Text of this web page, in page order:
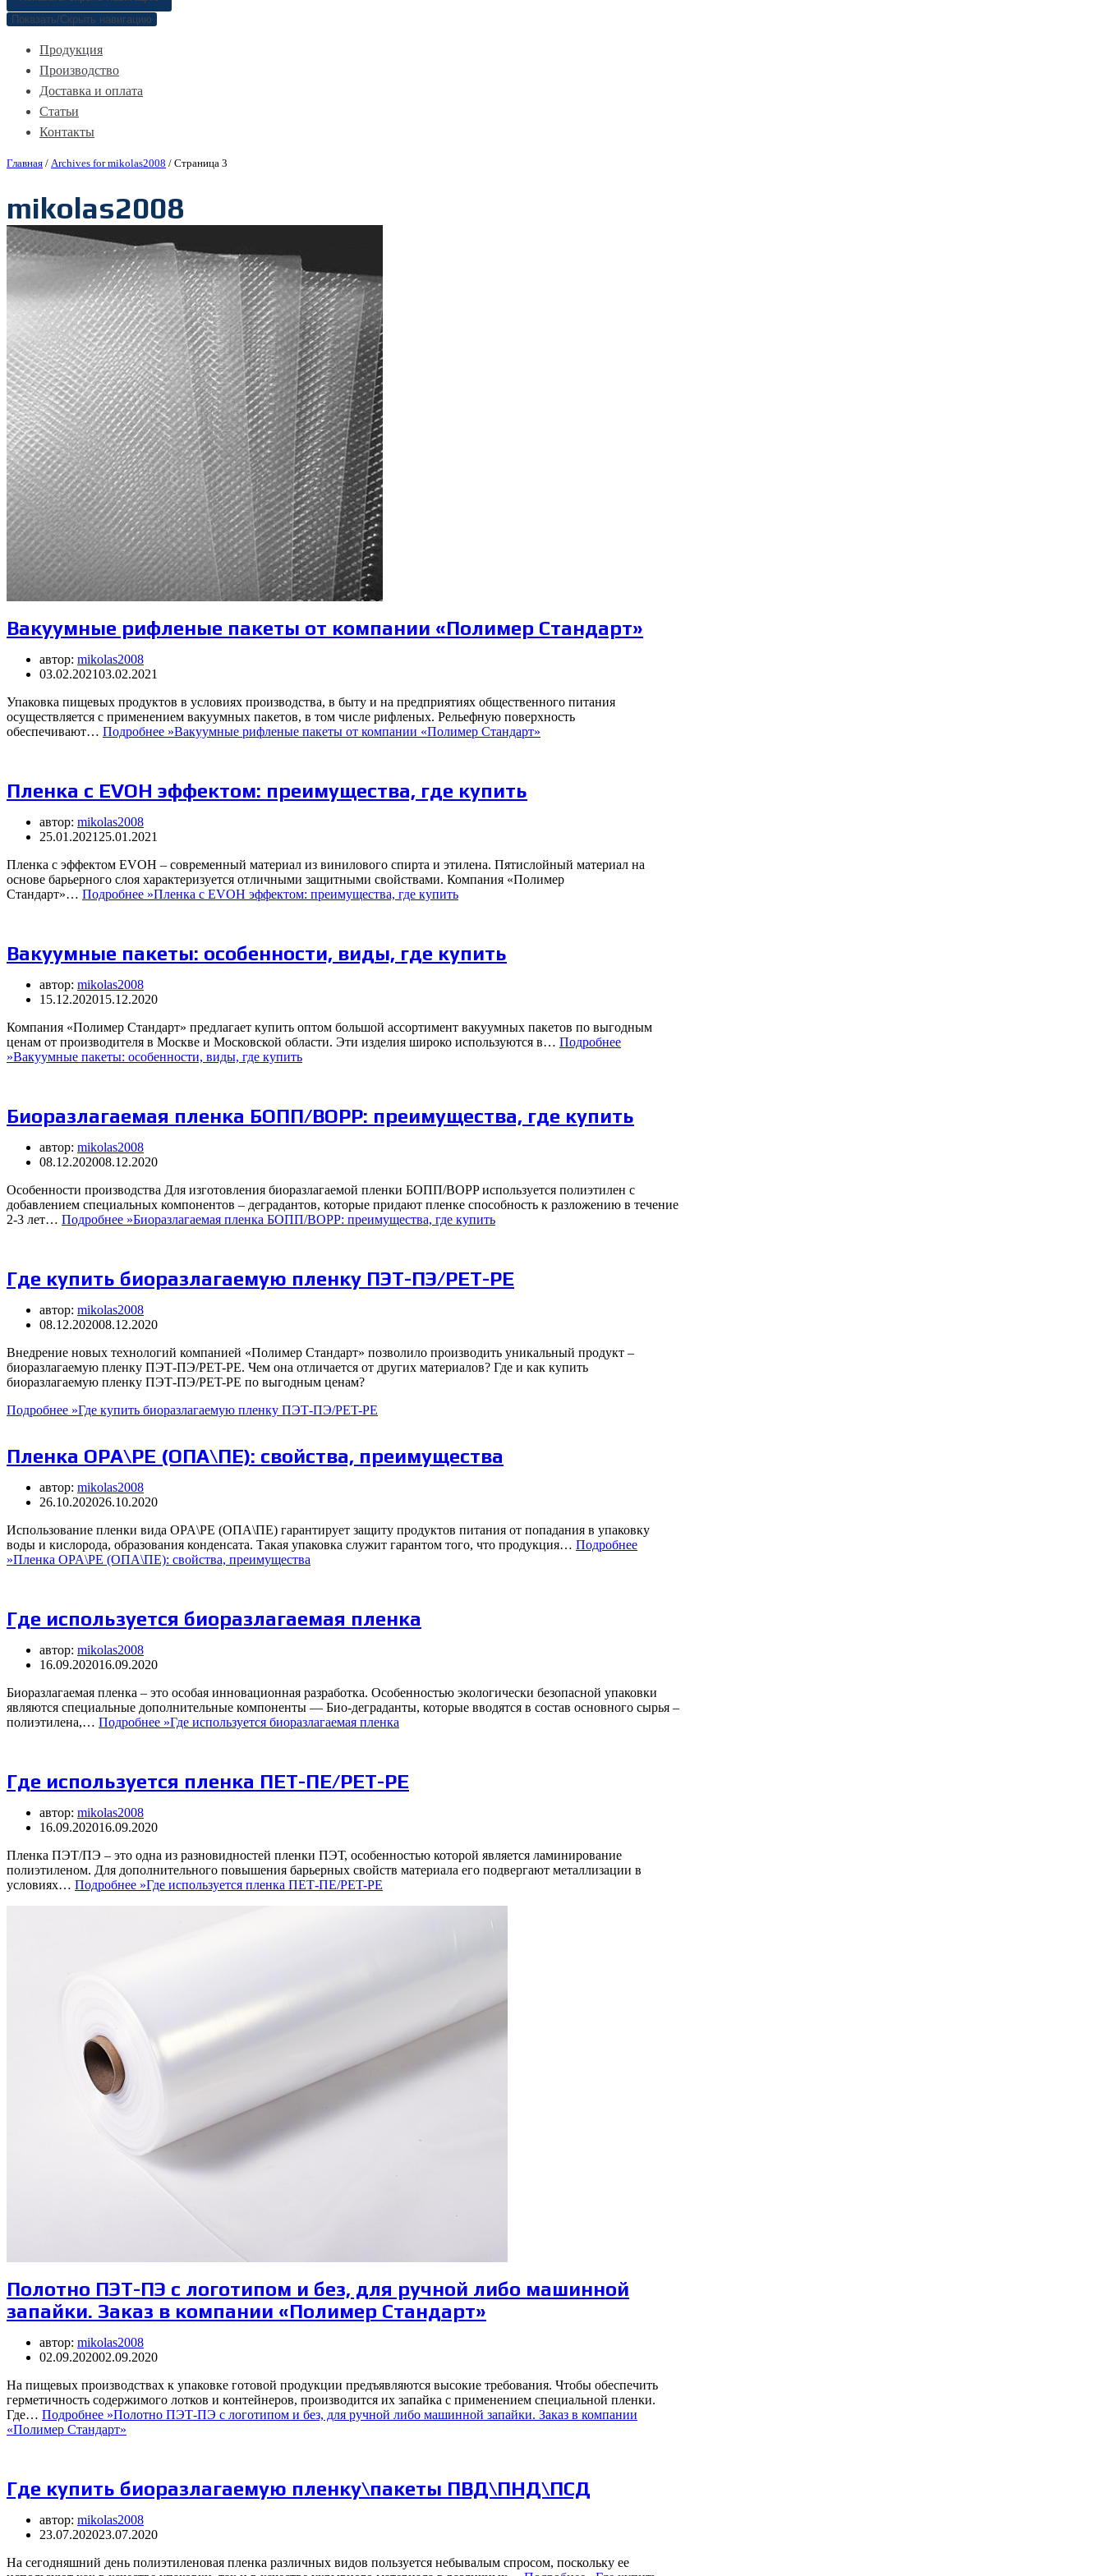
Показать/Скрыть навигацию
Продукция
Производство
Доставка и оплата
Статьи
Контакты
Главная / Archives for mikolas2008 / Страница 3
mikolas2008
Вакуумные рифленые пакеты от компании «Полимер Стандарт»
автор: mikolas2008
03.02.202103.02.2021
Упаковка пищевых продуктов в условиях производства, в быту и на предприятиях общественного питания
осуществляется с применением вакуумных пакетов, в том числе рифленых. Рельефную поверхность
обеспечивают… Подробнее »Вакуумные рифленые пакеты от компании «Полимер Стандарт»
Пленка с EVOH эффектом: преимущества, где купить
автор: mikolas2008
25.01.2021 25.01.2021
Пленка с эффектом EVOH – современный материал из винилового спирта и этилена. Пятислойный материал на
основе барьерного слоя характеризуется отличными защитными свойствами. Компания «Полимер
Стандарт»… Подробнее »Пленка с EVOH эффектом: преимущества, где купить
Вакуумные пакеты: особенности, виды, где купить
автор: mikolas2008
15.12.202015.12.2020
Компания «Полимер Стандарт» предлагает купить оптом большой ассортимент вакуумных пакетов по выгодным
ценам от производителя в Москве и Московской области. Эти изделия широко используются в… Подробнее
»Вакуумные пакеты: особенности, виды, где купить
Биоразлагаемая пленка БОПП/BOPP: преимущества, где купить
автор: mikolas2008
08.12.202008.12.2020
Особенности производства Для изготовления биоразлагаемой пленки БОПП/BOPP используется полиэтилен с
добавлением специальных компонентов – деградантов, которые придают пленке способность к разложению в течение
2-3 лет… Подробнее »Биоразлагаемая пленка БОПП/BOPP: преимущества, где купить
Где купить биоразлагаемую пленку ПЭТ-ПЭ/PET-PE
автор: mikolas2008
08.12.202008.12.2020
Внедрение новых технологий компанией «Полимер Стандарт» позволило производить уникальный продукт –
биоразлагаемую пленку ПЭТ-ПЭ/PET-PE. Чем она отличается от других материалов? Где и как купить
биоразлагаемую пленку ПЭТ-ПЭ/PET-PE по выгодным ценам?
Подробнее »Где купить биоразлагаемую пленку ПЭТ-ПЭ/PET-PE
Пленка OPA\PE (ОПА\ПЕ): свойства, преимущества
автор: mikolas2008
26.10.202026.10.2020
Использование пленки вида OPA\PE (ОПА\ПЕ) гарантирует защиту продуктов питания от попадания в упаковку
воды и кислорода, образования конденсата. Такая упаковка служит гарантом того, что продукция… Подробнее
»Пленка OPA\PE (ОПА\ПЕ): свойства, преимущества
Где используется биоразлагаемая пленка
автор: mikolas2008
16.09.202016.09.2020
Биоразлагаемая пленка – это особая инновационная разработка. Особенностью экологически безопасной упаковки
являются специальные дополнительные компоненты — Био-деграданты, которые вводятся в состав основного сырья –
полиэтилена,… Подробнее »Где используется биоразлагаемая пленка
Где используется пленка ПЕТ-ПЕ/PET-PE
автор: mikolas2008
16.09.202016.09.2020
Пленка ПЭТ/ПЭ – это одна из разновидностей пленки ПЭТ, особенностью которой является ламинирование
полиэтиленом. Для дополнительного повышения барьерных свойств материала его подвергают металлизации в
условиях… Подробнее »Где используется пленка ПЕТ-ПЕ/PET-PE
Полотно ПЭТ-ПЭ с логотипом и без, для ручной либо машинной
запайки. Заказ в компании «Полимер Стандарт»
автор: mikolas2008
02.09.202002.09.2020
На пищевых производствах к упаковке готовой продукции предъявляются высокие требования. Чтобы обеспечить
герметичность содержимого лотков и контейнеров, производится их запайка с применением специальной пленки.
Где… Подробнее »Полотно ПЭТ-ПЭ с логотипом и без, для ручной либо машинной запайки. Заказ в компании
«Полимер Стандарт»
Где купить биоразлагаемую пленку\пакеты ПВД\ПНД\ПСД
автор: mikolas2008
23.07.202023.07.2020
На сегодняшний день полиэтиленовая пленка различных видов пользуется небывалым спросом, поскольку ее